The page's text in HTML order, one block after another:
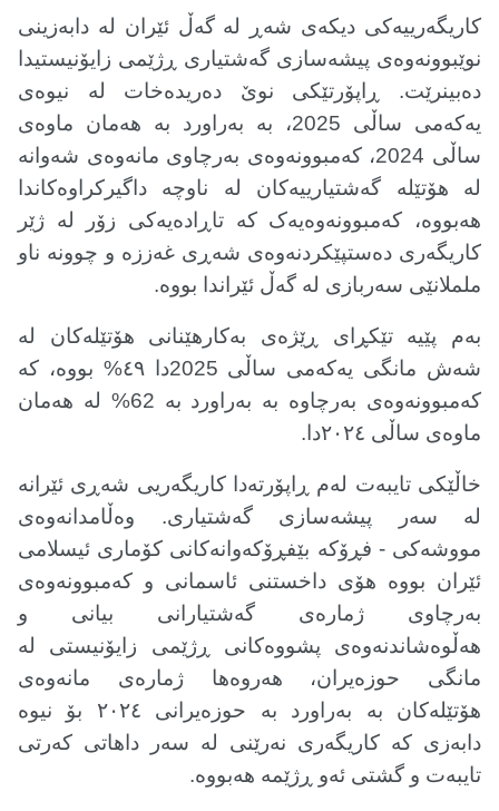
کاریگەرییەکی دیکەی شەڕ لە گەڵ ئێران لە دابەزینی
نوێبوونەوەی پیشەسازی گەشتیاری ڕژێمی زایۆنیستیدا
دەبینرێت. ڕاپۆرتێکی نوێ دەریدەخات لە نیوەی
یەکەمی ساڵی 2025، بە بەراورد بە هەمان ماوەی
ساڵی 2024، کەمبوونەوەی بەرچاوی مانەوەی شەوانە
لە هۆتێلە گەشتیارییەکان لە ناوچە داگیرکراوەکاندا
هەبووە، کەمبوونەوەیەک کە تاڕادەیەکی زۆر لە ژێر
کاریگەری دەستپێکردنەوەی شەڕی غەززە و چوونە ناو
ململانێی سەربازی لە گەڵ ئێراندا بووە.
بەم پێیە تێکڕای ڕێژەی بەکارهێنانی هۆتێلەکان لە
شەش مانگی یەکەمی ساڵی 2025دا ٤٩% بووە، کە
کەمبوونەوەی بەرچاوە بە بەراورد بە 62% لە هەمان
ماوەی ساڵی ٢٠٢٤دا
.
خاڵێکی تایبەت لەم ڕاپۆرتەدا کاریگەریی شەڕی ئێرانە
لە سەر پیشەسازی گەشتیاری. وەڵامدانەوەی
مووشەکی - فڕۆکە بێفڕۆکەوانەکانی کۆماری ئیسلامی
ئێران بووە هۆی داخستنی ئاسمانی و کەمبوونەوەی
بەرچاوی ژمارەی گەشتیارانی بیانی و
هەڵوەشاندنەوەی پشووەکانی ڕژێمی زایۆنیستی لە
مانگی حوزەیران، هەروەها ژمارەی مانەوەی
هۆتێلەکان بە بەراورد بە حوزەیرانی ٢٠٢٤ بۆ نیوە
دابەزی کە کاریگەری نەرێنی لە سەر داهاتی کەرتی
تایبەت و گشتی ئەو ڕژێمە هەبووە.